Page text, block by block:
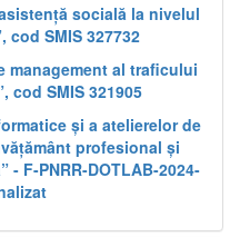
socială la nivelul
SMIS 327732
management al traficului
cod SMIS 321905
și a atelierelor de
profesional și
F-PNRR-DOTLAB-2024-